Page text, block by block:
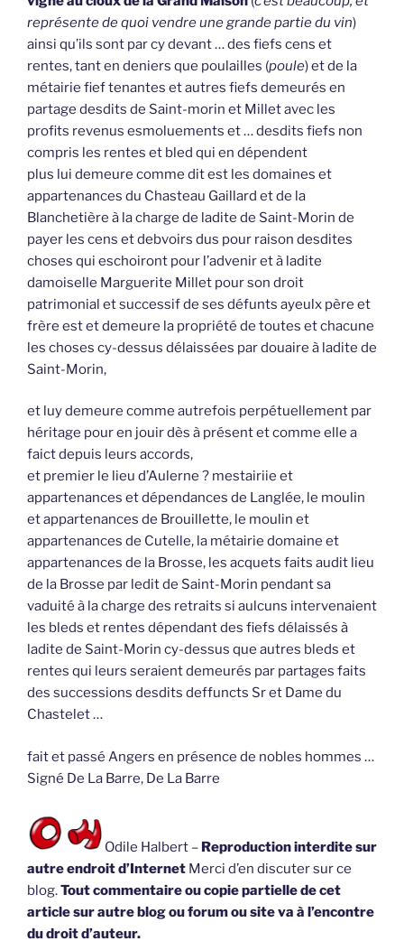
représente de quoi vendre une grande partie du vin)
ainsi qu’ils sont par cy devant … des fiefs cens et
rentes, tant en deniers que poulailles (poule) et de la
métairie fief tenantes et autres fiefs demeurés en
partage desdits de Saint-morin et Millet avec les
profits revenus esmoluements et … desdits fiefs non
compris les rentes et bled qui en dépendent
plus lui demeure comme dit est les domaines et
appartenances du Chasteau Gaillard et de la
Blanchetière à la charge de ladite de Saint-Morin de
payer les cens et debvoirs dus pour raison desdites
choses qui eschoiront pour l’advenir et à ladite
damoiselle Marguerite Millet pour son droit
patrimonial et successif de ses défunts ayeulx père et
frère est et demeure la propriété de toutes et chacune
les choses cy-dessus délaissées par douaire à ladite de
Saint-Morin,
et luy demeure comme autrefois perpétuellement par
héritage pour en jouir dès à présent et comme elle a
faict depuis leurs accords,
et premier le lieu d’Aulerne ? mestairiie et
appartenances et dépendances de Langlée, le moulin
et appartenances de Brouillette, le moulin et
appartenances de Cutelle, la métairie domaine et
appartenances de la Brosse, les acquets faits audit lieu
de la Brosse par ledit de Saint-Morin pendant sa
vaduité à la charge des retraits si aulcuns intervenaient
les bleds et rentes dépendant des fiefs délaissés à
ladite de Saint-Morin cy-dessus que autres bleds et
rentes qui leurs seraient demeurés par partages faits
des successions desdits deffuncts Sr et Dame du
Chastelet …
fait et passé Angers en présence de nobles hommes …
Signé De La Barre, De La Barre
Odile Halbert – Reproduction interdite sur
autre endroit d’Internet Merci d’en discuter sur ce
blog.Tout commentaire ou copie partielle de cet
article sur autre blog ou forum ou site va à l’encontre
du droit d’auteur.